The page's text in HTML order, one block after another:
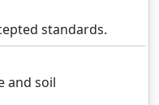
standards.
and soil